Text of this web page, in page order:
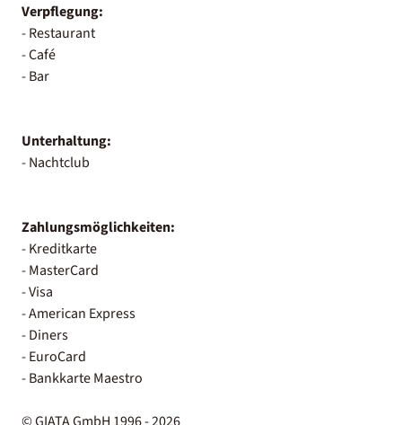
Verpflegung:
- Restaurant
- Café
- Bar
Unterhaltung:
- Nachtclub
Zahlungsmöglichkeiten:
- Kreditkarte
- MasterCard
- Visa
- American Express
- Diners
- EuroCard
- Bankkarte Maestro